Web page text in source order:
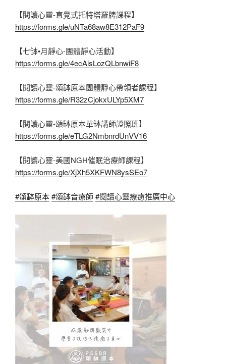
【閱讀心靈-直覺式托特塔羅牌課程】
https://forms.gle/uNTa68aw8E312PaF9
【七缽•月靜心-團體靜心活動】
https://forms.gle/4ecAisLozQLbnwiF8
【閱讀心靈-頌缽原本團體靜心帶領者課程】
https://forms.gle/R32zCjokxULYp5XM7
【閱讀心靈-頌缽原本單缽講師證照班】
https://forms.gle/eTLG2NmbnrdUnVV16
【閱讀心靈-美國NGH催眠治療師課程】
https://forms.gle/XjXh5XKFWN8ysSEo7
#頌缽原本#頌缽音療師#閱讀心靈療癒推廣中心